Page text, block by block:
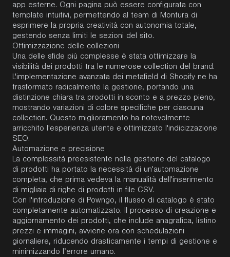
app esterne. Ogni pagina può essere configurata con
template intuitivi, permettendo al team di Montura di
esprimere la propria creatività con autonomia totale,
gestendo senza limiti le sezioni del sito.
Ottimizzazione delle collezioni
Una delle sfide più complesse è stata ottimizzare la
visibilità dei prodotti tra le numerose collection del brand.
L'implementazione avanzata dei metafield di Shopify ne ha
trasformato radicalmente la gestione, portando una
distinzione chiara tra prodotti in sconto e a prezzo pieno,
mostrando variazioni di colore specifiche per ciascuna
collection. Questo miglioramento ha notevolmente
arricchito l'esperienza utente e ottimizzato l'indicizzazione
SEO.
Automazione e precisione
La complessità preesistente nella gestione del catalogo
di prodotti ha portato la necessità di un'automazione
completa, che prima vedeva la manualità dell'inserimento
di migliaia di righe di prodotti in file CSV.
Con l'introduzione di Powngo, il flusso di catalogo è stato
completamente automatizzato. Il processo di creazione e
aggiornamento dei prodotti, che include anagrafica, listino
prezzi e immagini, avviene ora con schedulazioni
giornaliere, riducendo drasticamente i tempi di gestione e
minimizzando l’errore umano.